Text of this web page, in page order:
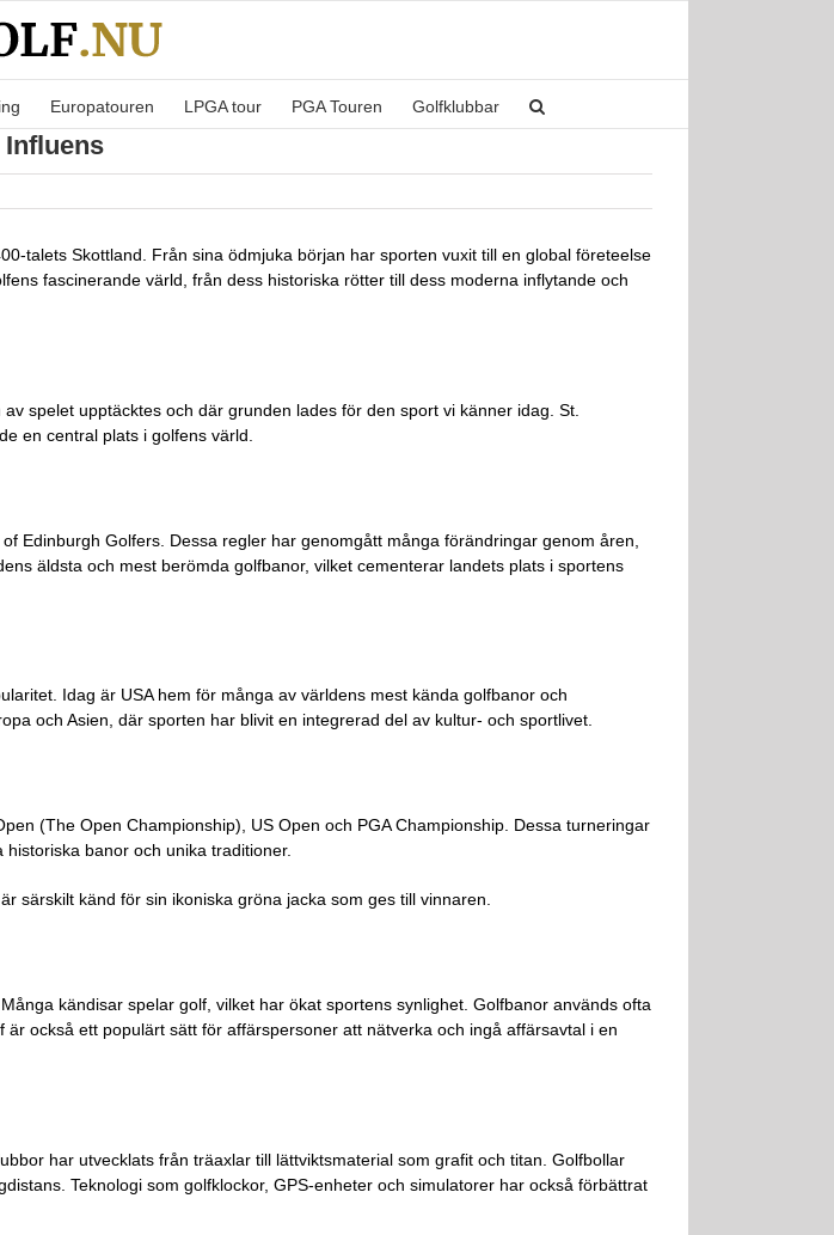
Europatouren LPGA tour PGA Touren Golfklubbar
talets Skottland. Från sina ödmjuka början har sporten vuxit till en global företeelse
fascinerande värld, från dess historiska rötter till dess moderna inflytande och
spelet upptäcktes och där grunden lades för den sport vi känner idag. St.
en central plats i golfens värld.
Edinburgh Golfers. Dessa regler har genomgått många förändringar genom åren,
äldsta och mest berömda golfbanor, vilket cementerar landets plats i sportens
Idag är USA hem för många av världens mest kända golfbanor och
och Asien, där sporten har blivit en integrerad del av kultur- och sportlivet.
(The Open Championship), US Open och PGA Championship. Dessa turneringar
banor och unika traditioner.
särskilt känd för sin ikoniska gröna jacka som ges till vinnaren.
kändisar spelar golf, vilket har ökat sportens synlighet. Golfbanor används ofta
också ett populärt sätt för affärspersoner att nätverka och ingå affärsavtal i en
har utvecklats från träaxlar till lättviktsmaterial som grafit och titan. Golfbollar
Teknologi som golfklockor, GPS-enheter och simulatorer har också förbättrat